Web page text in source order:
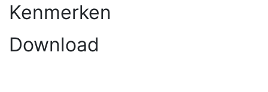
Kenmerken
Download